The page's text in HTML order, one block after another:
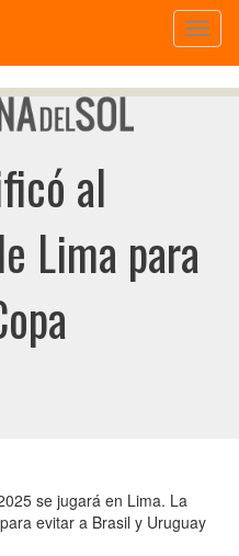
al
Lima para
se jugará en Lima. La
evitar a Brasil y Uruguay